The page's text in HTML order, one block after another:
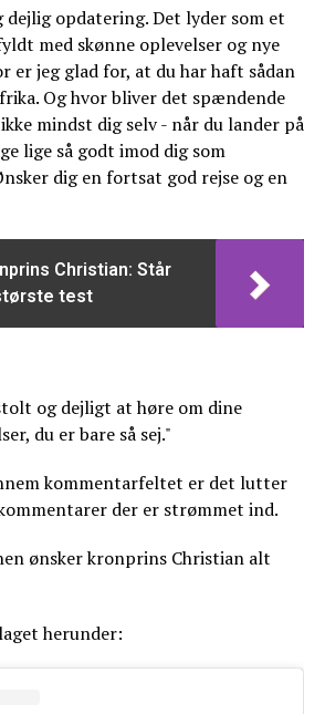
opdatering. Det lyder som et
med skønne oplevelser og nye
er jeg glad for, at du har haft sådan
Og hvor bliver det spændende
mindst dig selv - når du lander på
lige så godt imod dig som
dig en fortsat god rejse og en
Christian: Står
test
og dejligt at høre om dine
du er bare så sej."
kommentarfeltet er det lutter
der er strømmet ind.
ønsker kronprins Christian alt
herunder: